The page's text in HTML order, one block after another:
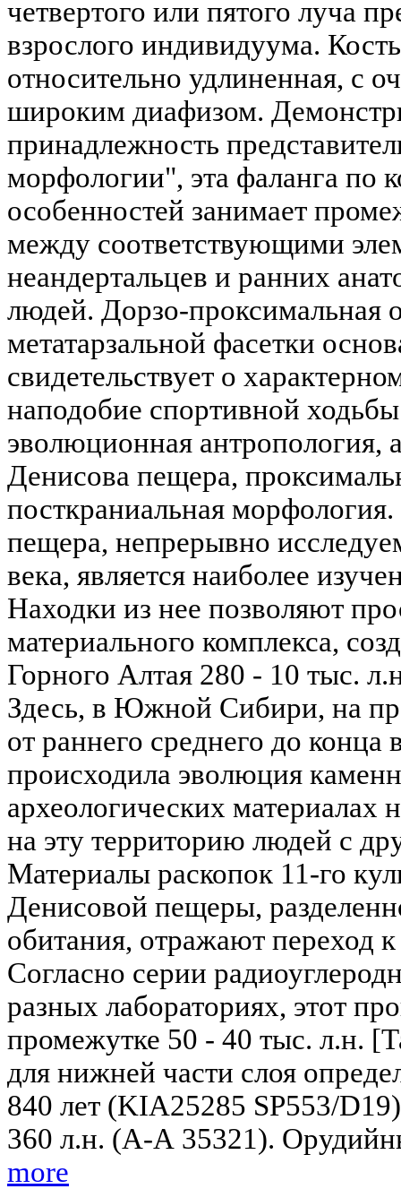
четвертого или пятого луча
взрослого индивидуума.
относительно удлиненная, с
широким диафизом.
принадлежность
морфологии", эта фаланга по
особенностей занимает
между соответствующими
неандертальцев и ранних
людей. Дорзо-проксимальная
метатарзальной фасетки
свидетельствует о
наподобие спортивной
эволюционная антропология,
Денисова пещера,
посткраниальная
пещера, непрерывно
века, является наиболее
Находки из нее позволяют
материального комплекса,
Горного Алтая 280 - 10 тыс.
Здесь, в Южной Сибири, на
от раннего среднего до конца
происходила эволюция
археологических материалах
на эту территорию людей с
Материалы раскопок 11-го
Денисовой пещеры,
обитания, отражают переход
Согласно серии
разных лабораториях, этот
промежутке 50 - 40 тыс. л.н.
для нижней части слоя
840 лет (KIA25285 SP553/
360 л.н. (А-А 35321).
more